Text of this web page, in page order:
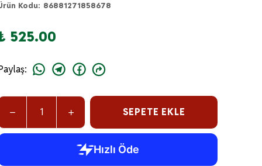
Kodu: 86881271858678
525.00
:
SEPETE EKLE